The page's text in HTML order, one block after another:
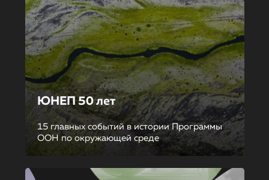
ЮНЕП 50 лет
15 главных событий в истории Программы
ООН по окружающей среде